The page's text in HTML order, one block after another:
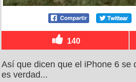
140
Así que dicen que el iPhone 6 se
es verdad...